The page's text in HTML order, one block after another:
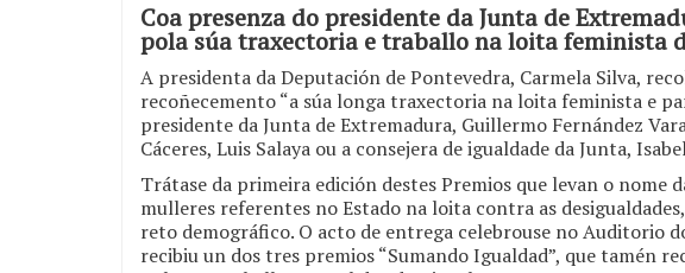
Coa presenza do presidente da Junta de
pola súa traxectoria e traballo na loita feminista
A presidenta da Deputación de Pontevedra, Carmela Silva,
recoñecemento “a súa longa traxectoria na loita feminista e
presidente da Junta de Extremadura, Guillermo Fernández
Cáceres, Luis Salaya ou a consejera de igualdade da Junta,
Trátase da primeira edición destes Premios que levan o nome
mulleres referentes no Estado na loita contra as
reto demográfico. O acto de entrega celebrouse no Auditorio
recibiu un dos tres premios “Sumando Igualdad”, que tamén